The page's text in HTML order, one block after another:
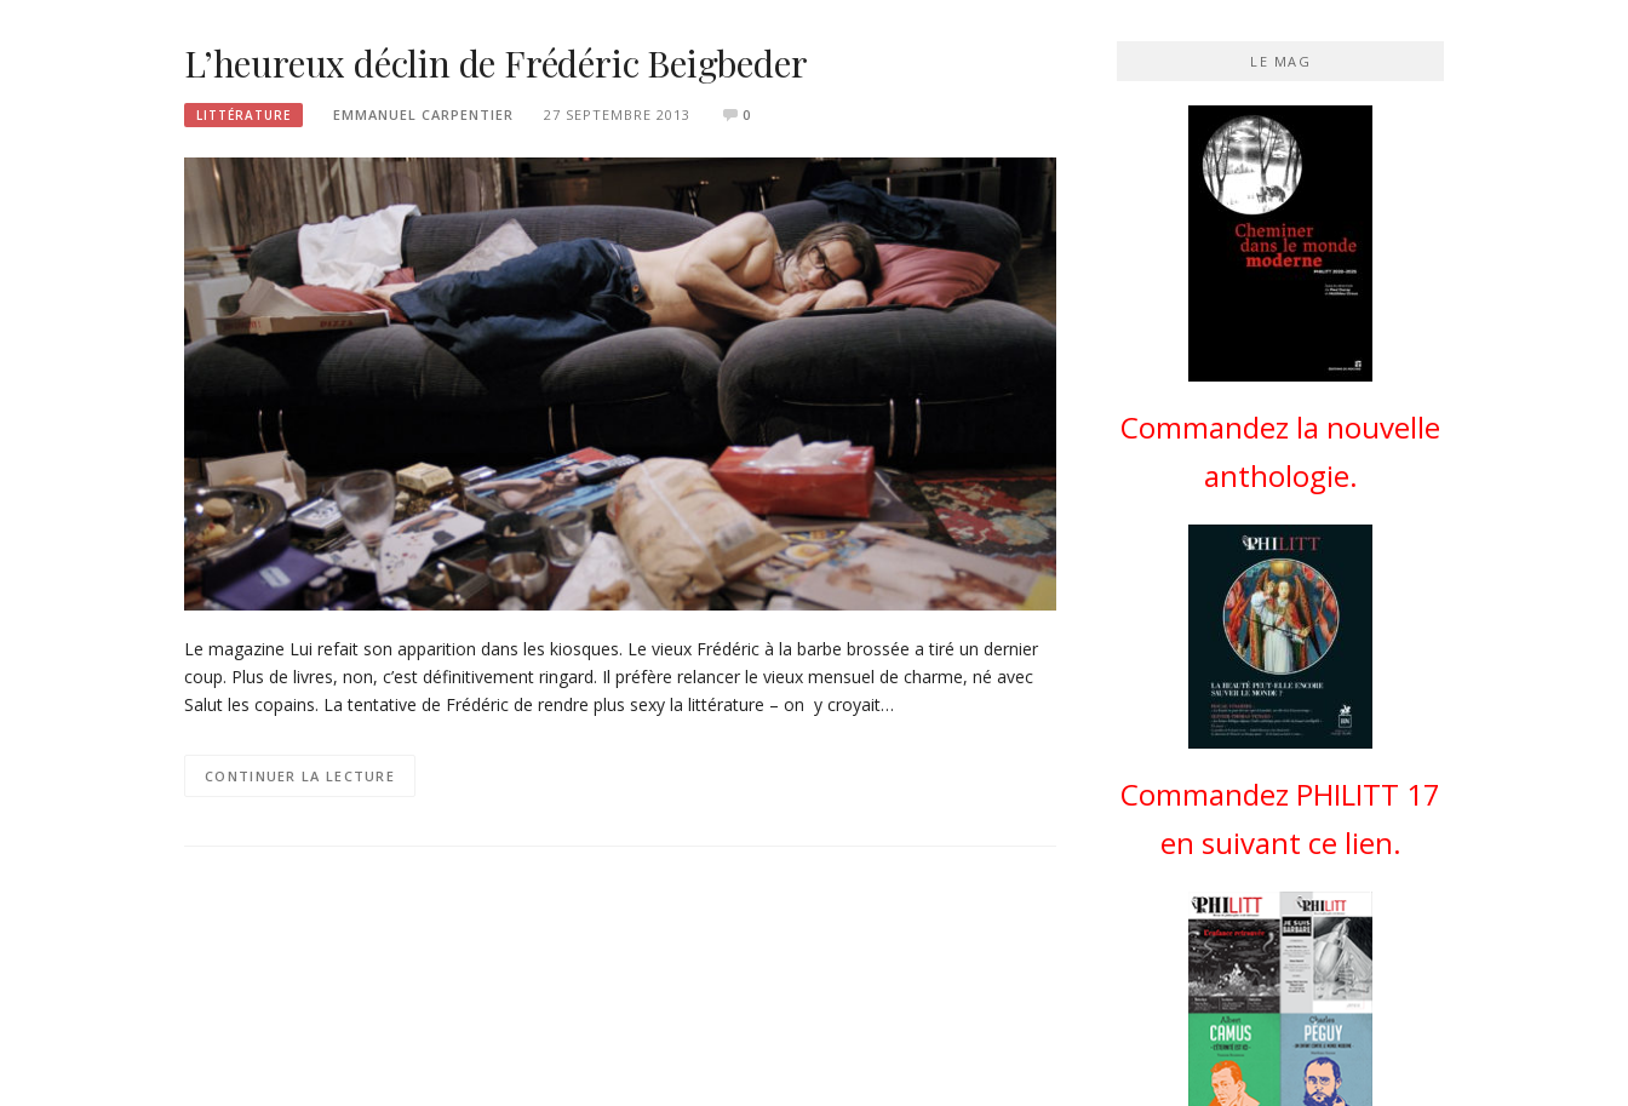
L’heureux déclin de Frédéric Beigbeder
LITTÉRATURE EMMANUEL CARPENTIER 27 SEPTEMBRE 2013 0
Le magazine Lui refait son apparition dans les kiosques. Le vieux Frédéric à la barbe brossée a tiré un dernier
coup. Plus de livres, non, c’est définitivement ringard. Il préfère relancer le vieux mensuel de charme, né avec
Salut les copains. La tentative de Frédéric de rendre plus sexy la littérature – on y croyait…
CONTINUER LA LECTURE
LE MAG
Commandez la nouvelle
anthologie.
Commandez PHILITT 17
en suivant ce lien.